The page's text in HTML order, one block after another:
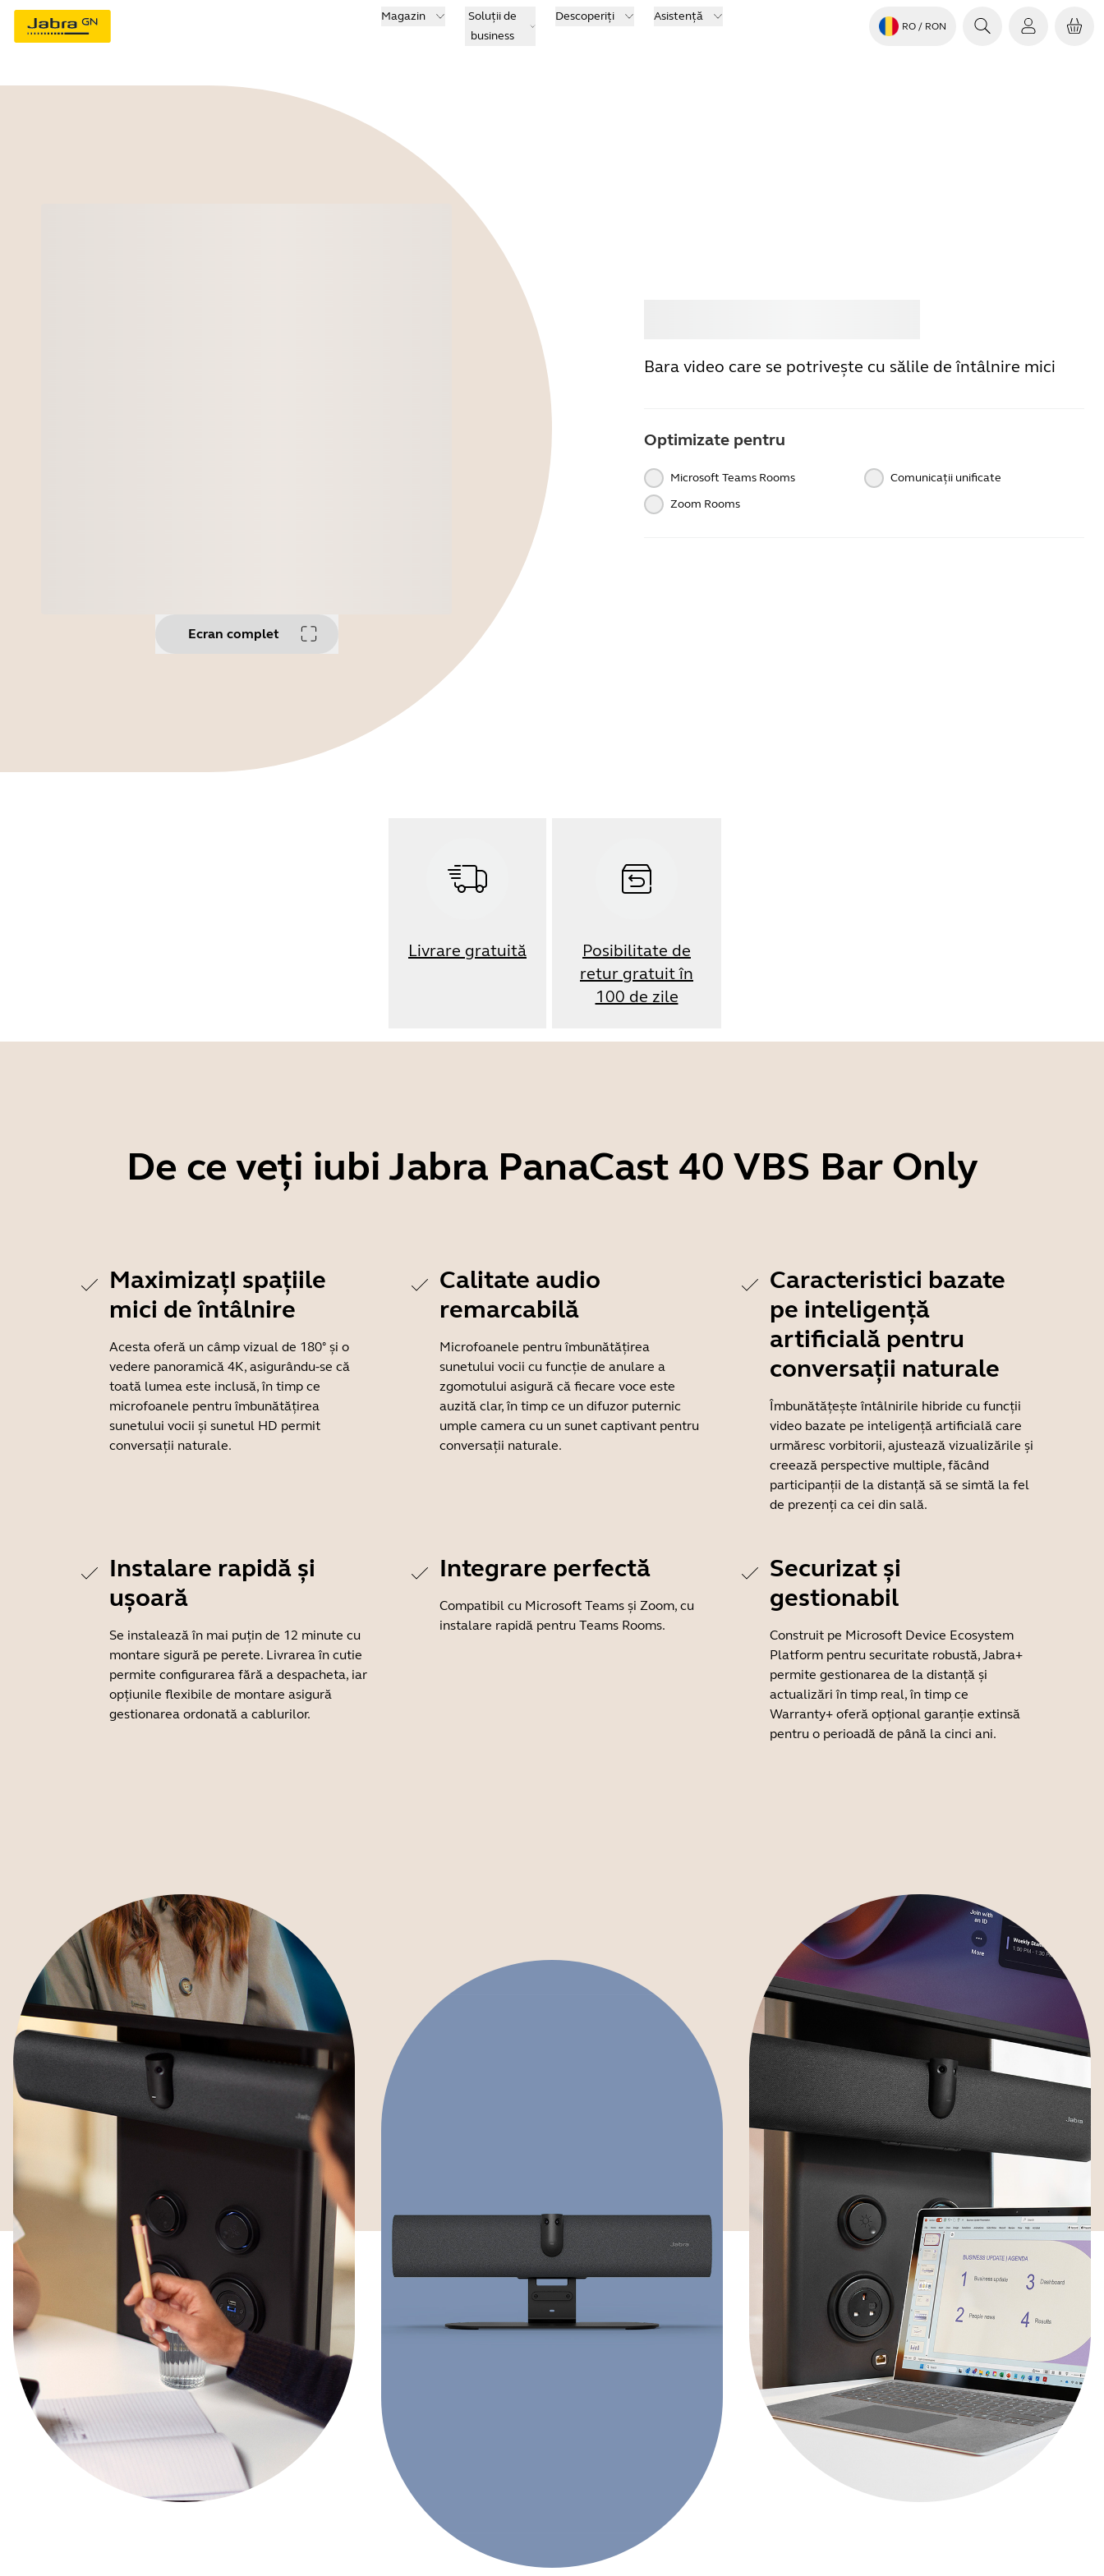
Magazin
Soluții de
business
Descoperiți Asistență
RO / RON
Ecran complet
Bara video care se potrivește cu sălile de întâlnire mici
Optimizate pentru
Microsoft Teams Rooms
Comunicații unificate
Zoom Rooms
Livrare gratuită
Posibilitate de
retur gratuit în
100 de zile
De ce veți iubi Jabra PanaCast 40 VBS Bar Only
MaximizațI spațiile
mici de întâlnire
Acesta oferă un câmp vizual de 180° și o
vedere panoramică 4K, asigurându-se că
toată lumea este inclusă, în timp ce
microfoanele pentru îmbunătățirea
sunetului vocii și sunetul HD permit
conversații naturale.
Calitate audio
remarcabilă
Microfoanele pentru îmbunătățirea
sunetului vocii cu funcție de anulare a
zgomotului asigură că fiecare voce este
auzită clar, în timp ce un difuzor puternic
umple camera cu un sunet captivant pentru
conversații naturale.
Caracteristici bazate
pe inteligență
artificială pentru
conversații naturale
Îmbunătățește întâlnirile hibride cu funcții
video bazate pe inteligență artificială care
urmăresc vorbitorii, ajustează vizualizările și
creează perspective multiple, făcând
participanții de la distanță să se simtă la fel
de prezenți ca cei din sală.
Instalare rapidă și
ușoară
Se instalează în mai puțin de 12 minute cu
montare sigură pe perete. Livrarea în cutie
permite configurarea fără a despacheta, iar
opțiunile flexibile de montare asigură
gestionarea ordonată a cablurilor.
Integrare perfectă
Compatibil cu Microsoft Teams și Zoom, cu
instalare rapidă pentru Teams Rooms.
Securizat și
gestionabil
Construit pe Microsoft Device Ecosystem
Platform pentru securitate robustă, Jabra+
permite gestionarea de la distanță și
actualizări în timp real, în timp ce
Warranty+ oferă opțional garanție extinsă
pentru o perioadă de până la cinci ani.